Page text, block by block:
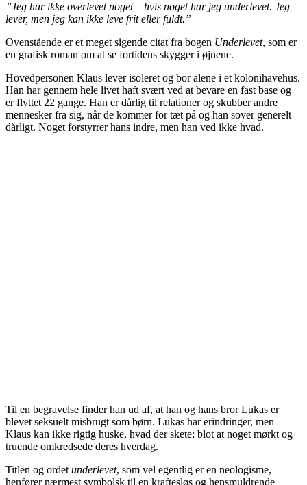
”Jeg har ikke overlevet noget – hvis noget har jeg underlevet. Jeg
lever, men jeg kan ikke leve frit eller fuldt.”
Ovenstående er et meget sigende citat fra bogen Underlevet, som er
en grafisk roman om at se fortidens skygger i øjnene.
Hovedpersonen Klaus lever isoleret og bor alene i et kolonihavehus.
Han har gennem hele livet haft svært ved at bevare en fast base og
er flyttet 22 gange. Han er dårlig til relationer og skubber andre
mennesker fra sig, når de kommer for tæt på og han sover generelt
dårligt. Noget forstyrrer hans indre, men han ved ikke hvad.
Til en begravelse finder han ud af, at han og hans bror Lukas er
blevet seksuelt misbrugt som børn. Lukas har erindringer, men
Klaus kan ikke rigtig huske, hvad der skete; blot at noget mørkt og
truende omkredsede deres hverdag.
Titlen og ordet underlevet, som vel egentlig er en neologisme,
henfører nærmest symbolsk til en kraftesløs og hensmuldrende